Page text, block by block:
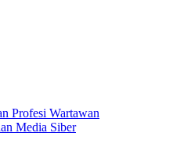
Profesi Wartawan
Media Siber